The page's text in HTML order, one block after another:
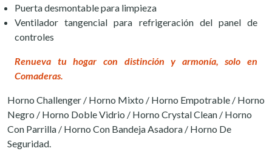
Puerta desmontable para limpieza
Ventilador tangencial para refrigeración del panel de
controles
Renueva tu hogar con distinción y armonía, solo en
Comaderas.
Horno Challenger / Horno Mixto / Horno Empotrable / Horno
Negro / Horno Doble Vidrio / Horno Crystal Clean / Horno
Con Parrilla / Horno Con Bandeja Asadora / Horno De
Seguridad.